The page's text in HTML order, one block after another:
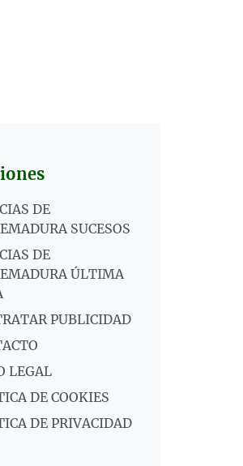
DE
SUCESOS
DE
ÚLTIMA
PUBLICIDAD
LEGAL
DE COOKIES
DE PRIVACIDAD